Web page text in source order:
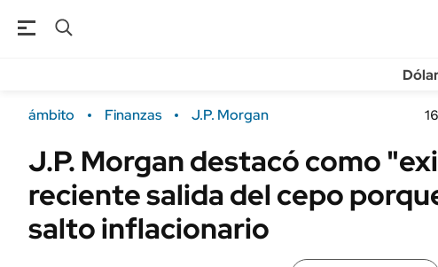
Campo
FINANZAS
Dólar
Real Estate
Sustentabilidad
Seguros
ENERGY REPORT
POLÍTICA
ámbito Finanzas J.P. Morgan
J.P. Morgan destacó como
reciente salida del cepo
salto inflacionario